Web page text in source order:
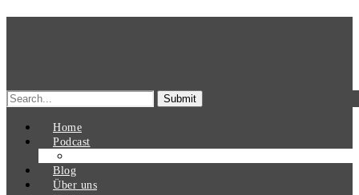
Search
for:
Home
Podcast
Blog
Über uns